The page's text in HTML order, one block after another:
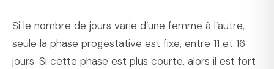
Si le nombre de jours varie d’une femme à l’autre,
seule la phase progestative est fixe, entre 11 et 16
jours. Si cette phase est plus courte, alors il est fort